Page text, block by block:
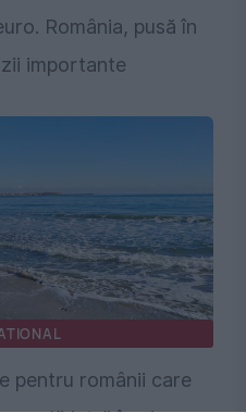
România, pusă în
importante
pentru românii care